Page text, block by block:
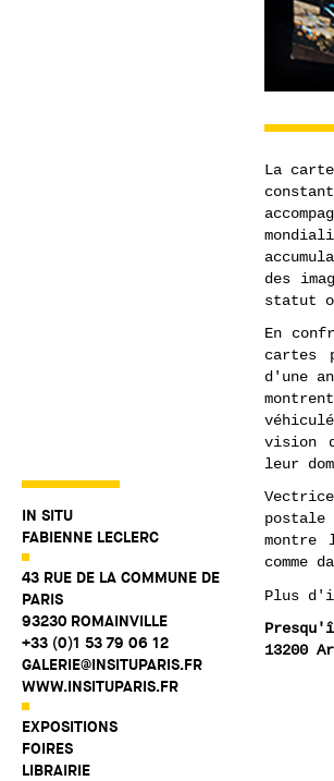
IN SITU
FABIENNE LECLERC
43 RUE DE LA COMMUNE DE
PARIS
93230 ROMAINVILLE
+33 (0)1 53 79 06 12
GALERIE@INSITUPARIS.FR
WWW.INSITUPARIS.FR
EXPOSITIONS
FOIRES
LIBRAIRIE
La
des
statut
En
cartes
d'une
vision
leur
comme
Plus
13200